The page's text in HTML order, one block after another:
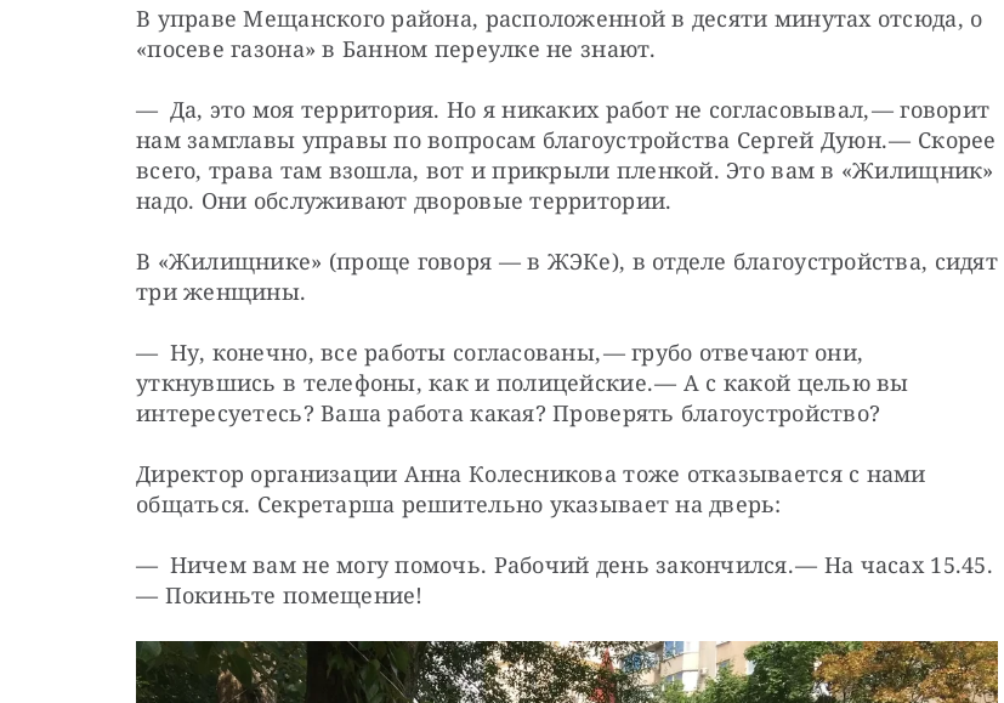
В управе Мещанского района, расположенной в десяти минутах отсюда, о
«посеве газона» в Банном переулке не знают.
— Да, это моя территория. Но я никаких работ не согласовывал, — ​говорит
нам замглавы управы по вопросам благоустройства Сергей Дуюн. — ​Скорее
всего, трава там взошла, вот и прикрыли пленкой. Это вам в «Жилищник»
надо. Они обслуживают дворовые территории.
В «Жилищнике» (проще говоря — ​в ЖЭКе), в отделе благоустройства, сидят
три женщины.
— Ну, конечно, все работы согласованы, — ​грубо отвечают они,
уткнувшись в телефоны, как и полицейские. — ​А с какой целью вы
интересуетесь? Ваша работа какая? Проверять благоустройство?
Директор организации Анна Колесникова тоже отказывается с нами
общаться. Секретарша решительно указывает на дверь:
— Ничем вам не могу помочь. Рабочий день закончился. — ​На часах 15.45.
— ​Покиньте помещение!